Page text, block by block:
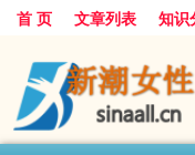
首 页 文章列表 知识